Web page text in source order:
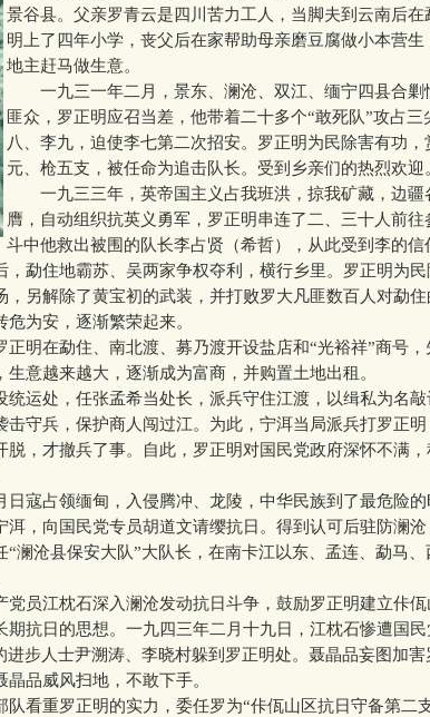
景谷县。父亲罗青云是四川苦力工人，当脚夫到云南后在
明上了四年小学，丧父后在家帮助母亲磨豆腐做小本营
地主赶马做生意。
一九三一年二月，景东、澜沧、双江、缅宁四县合剿
匪众，罗正明应召当差，他带着二十多个“敢死队”攻占三
八、李九，迫使李七第二次招安。罗正明为民除害有功，
元、枪五支，被任命为追击队长。受到乡亲们的热烈欢迎
一九三三年，英帝国主义占我班洪，掠我矿藏，边疆
膺，自动组织抗英义勇军，罗正明串连了二、三十人前
斗中他救出被围的队长李占贤（希哲），从此受到李的信
勐住地霸苏、吴两家争权夺利，横行乡里。罗正明为民
，另解除了黄宝初的武装，并打败罗大凡匪数百人对勐
为安，逐渐繁荣起来。
在勐住、南北渡、募乃渡开设盐店和“光裕祥”商号，
生意越来越大，逐渐成为富商，并购置土地出租。
运处，任张孟希当处长，派兵守住江渡，以缉私为名敲
击守兵，保护商人闯过江。为此，宁洱当局派兵打罗正
脱，才撤兵了事。自此，罗正明对国民党政府深怀不满
寇占领缅甸，入侵腾冲、龙陵，中华民族到了最危险的
洱，向国民党专员胡道文请缨抗日。得到认可后驻防澜
“澜沧县保安大队”大队长，在南卡江以东、孟连、勐马、
员江枕石深入澜沧发动抗日斗争，鼓励罗正明建立佧佤
期抗日的思想。一九四三年二月十九日，江枕石惨遭国
进步人士尹溯涛、李晓村躲到罗正明处。聂晶品妄图加
品威风扫地，不敢下手。
重罗正明的实力，委任罗为“佧佤山区抗日守备第二